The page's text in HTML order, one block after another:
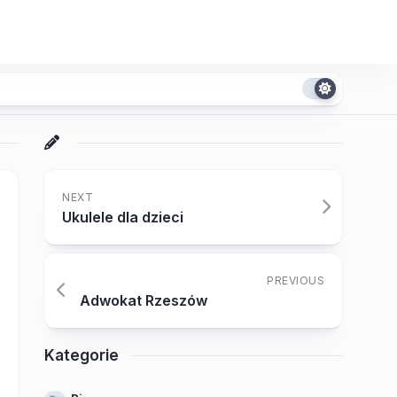
NEXT
Ukulele dla dzieci
PREVIOUS
Adwokat Rzeszów
Kategorie